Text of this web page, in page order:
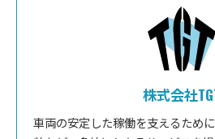
株式会社
車両の安定した稼働を支えるため